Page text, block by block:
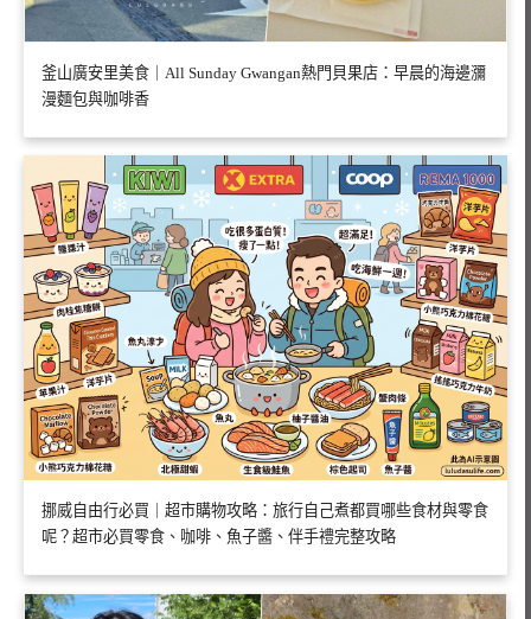
釜山廣安里美食｜All Sunday Gwangan熱門貝果店：早晨的海邊瀰
漫麵包與咖啡香
挪威自由行必買｜超市購物攻略：旅行自己煮都買哪些食材與零食
呢？超市必買零食、咖啡、魚子醬、伴手禮完整攻略